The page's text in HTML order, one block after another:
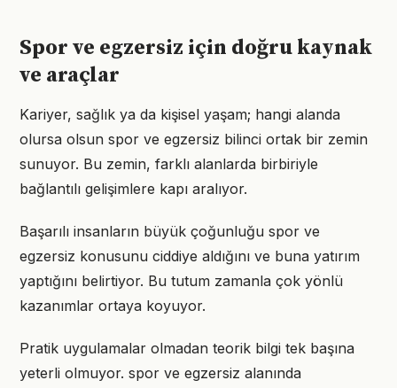
Spor ve egzersiz için doğru kaynak
ve araçlar
Kariyer, sağlık ya da kişisel yaşam; hangi alanda
olursa olsun spor ve egzersiz bilinci ortak bir zemin
sunuyor. Bu zemin, farklı alanlarda birbiriyle
bağlantılı gelişimlere kapı aralıyor.
Başarılı insanların büyük çoğunluğu spor ve
egzersiz konusunu ciddiye aldığını ve buna yatırım
yaptığını belirtiyor. Bu tutum zamanla çok yönlü
kazanımlar ortaya koyuyor.
Pratik uygulamalar olmadan teorik bilgi tek başına
yeterli olmuyor. spor ve egzersiz alanında